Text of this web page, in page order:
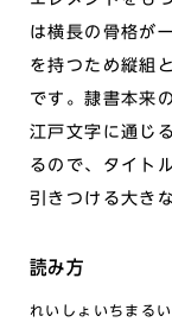
は横長の骨格が
を持つため縦組
です。隷書本来
江戸文字に通じ
るので、タイト
引きつける大き
読み方
れいしょいちまる